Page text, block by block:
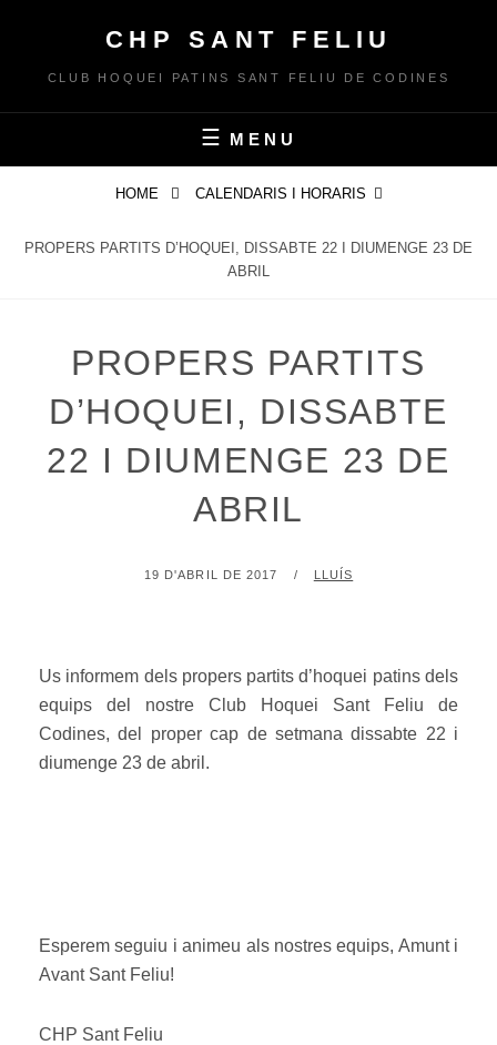
content
CHP SANT FELIU
CLUB HOQUEI PATINS SANT FELIU DE CODINES
MENU
HOME CALENDARIS I HORARIS
PROPERS PARTITS D’HOQUEI, DISSABTE 22 I DIUMENGE 23 DE
ABRIL
PROPERS PARTITS
D’HOQUEI, DISSABTE
22 I DIUMENGE 23 DE
ABRIL
POSTED
19 D'ABRIL DE 2017 BY
LLUÍS
Us informem dels propers partits d’hoquei patins dels
equips del nostre Club Hoquei Sant Feliu de
Codines, del proper cap de setmana dissabte 22 i
diumenge 23 de abril.
Esperem seguiu i animeu als nostres equips, Amunt i
Avant Sant Feliu!
CHP Sant Feliu